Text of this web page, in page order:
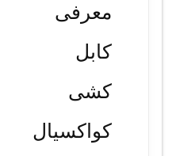
معرفی
کابل
کشی
کواکسیال